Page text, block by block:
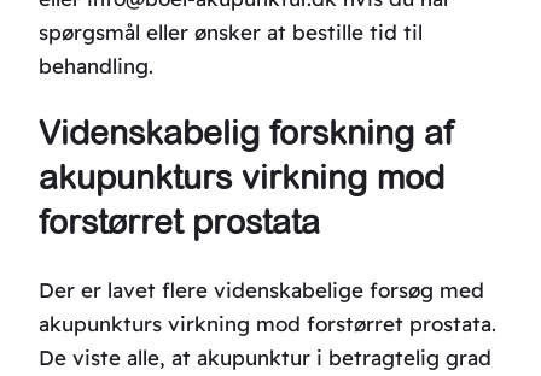
spørgsmål eller ønsker at bestille tid til
behandling.
Videnskabelig forskning af
akupunkturs virkning mod
forstørret prostata
Der er lavet flere videnskabelige forsøg med
akupunkturs virkning mod forstørret prostata.
De viste alle, at akupunktur i betragtelig grad